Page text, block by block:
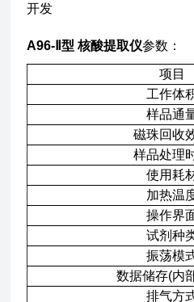
开发
A96-Ⅱ型 核酸提取仪参数：
项目
工作体
样品通
磁珠回收
样品处理
使用耗
加热温
操作界
试剂种
振荡模
数据储存(内
排气方